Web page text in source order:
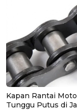
Kapan Rantai
Tunggu Putus di